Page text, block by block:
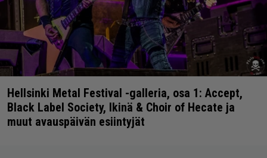
Hellsinki Metal Festival -galleria, osa 1: Accept,
Black Label Society, Ikinä & Choir of Hecate ja
muut avauspäivän esiintyjät